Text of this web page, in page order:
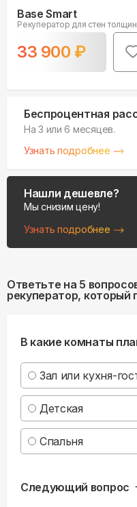
Base Smart
Рекуператор для стен
33 900 ₽
Беспроцентная
На 3 или 6 месяцев.
Узнать подробнее
Нашли дешевле?
Мы снизим цену!
Узнать подробнее
Ответьте на 5
рекуператор, который
В какие комнаты
Зал или кухня-
Детская
Спальня
Следующий вопрос